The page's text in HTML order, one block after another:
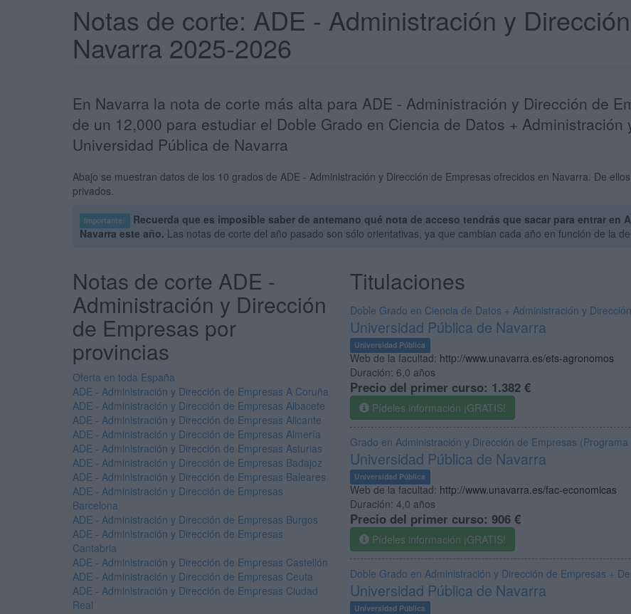
Notas de corte: ADE - Administración y
Navarra 2025-2026
En Navarra la nota de corte más alta para ADE - Administración y Dirección de
de un 12,000 para estudiar el Doble Grado en Ciencia de Datos +
Universidad Pública de Navarra
Abajo se muestran datos de los 10 grados de ADE - Administración y Dirección de Empresas ofrecidos en Navarra. De
privados.
Importante:
Recuerda que es imposible saber de antemano qué nota de acceso tendrás que sacar para entrar en
Navarra este año. Las notas de corte del año pasado son sólo orientativas, ya que cambian cada año en función de la
Titulaciones
Doble Grado en Ciencia de Datos + Administración y
Universidad Pública de Navarra
Universidad Pública
Web de la facultad: http://www.unavarra.es/ets-agronomos
Duración: 6,0 años
Precio del primer curso: 1.382 €
Pídeles información ¡GRATIS!
Grado en Administración y Dirección de Empresas
Universidad Pública de Navarra
Universidad Pública
Web de la facultad: http://www.unavarra.es/fac-economicas
Duración: 4,0 años
Precio del primer curso: 906 €
Pídeles información ¡GRATIS!
Doble Grado en Administración y Dirección de Empresas +
Universidad Pública de Navarra
Universidad Pública
Notas de corte ADE -
Administración y Dirección
de Empresas por
provincias
Oferta en toda España
ADE - Administración y Dirección de Empresas A Coruña
ADE - Administración y Dirección de Empresas Albacete
ADE - Administración y Dirección de Empresas Alicante
ADE - Administración y Dirección de Empresas Almería
ADE - Administración y Dirección de Empresas Asturias
ADE - Administración y Dirección de Empresas Badajoz
ADE - Administración y Dirección de Empresas Baleares
ADE - Administración y Dirección de Empresas
Barcelona
ADE - Administración y Dirección de Empresas Burgos
ADE - Administración y Dirección de Empresas
Cantabria
ADE - Administración y Dirección de Empresas Castellón
ADE - Administración y Dirección de Empresas Ceuta
ADE - Administración y Dirección de Empresas Ciudad
Real